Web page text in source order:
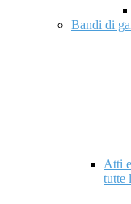
Bandi di
Atti
tutte